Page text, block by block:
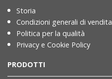
Storia
Condizioni generali di vendita
Politica per la qualità
Privacy e Cookie Policy
PRODOTTI